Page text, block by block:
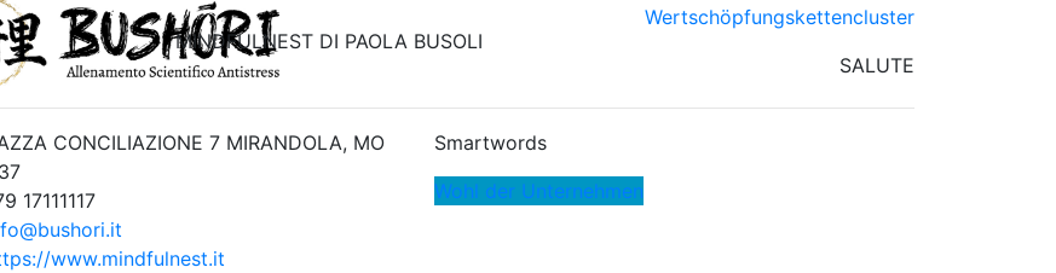
MINDFULNEST DI PAOLA BUSOLI
Wertschöpfungskettencluster
SALUTE
CONCILIAZIONE 7 MIRANDOLA, MO
17111117
www.mindfulnest.it
Smartwords
Wohl der Unternehmen